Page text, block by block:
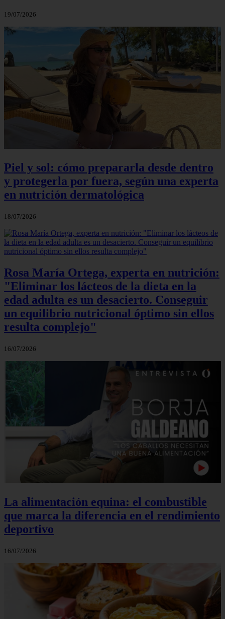
19/07/2026
Piel y sol: cómo prepararla desde dentro
y protegerla por fuera, según una experta
en nutrición dermatológica
18/07/2026
Rosa María Ortega, experta en nutrición:
"Eliminar los lácteos de la dieta en la
edad adulta es un desacierto. Conseguir
un equilibrio nutricional óptimo sin ellos
resulta complejo"
16/07/2026
La alimentación equina: el combustible
que marca la diferencia en el rendimiento
deportivo
16/07/2026